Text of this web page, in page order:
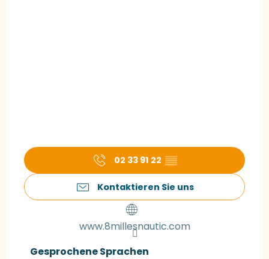
02 33 91 22 ▒▒
Kontaktieren Sie uns
www.8millesnautic.com
Gesprochene Sprachen
Gesprochene Sprachen